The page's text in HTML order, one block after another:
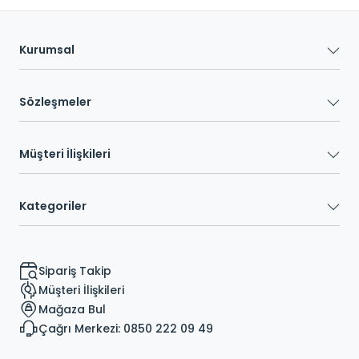
Kurumsal
Sözleşmeler
Müşteri İlişkileri
Kategoriler
Sipariş Takip
Müşteri İlişkileri
Mağaza Bul
Çağrı Merkezi: 0850 222 09 49